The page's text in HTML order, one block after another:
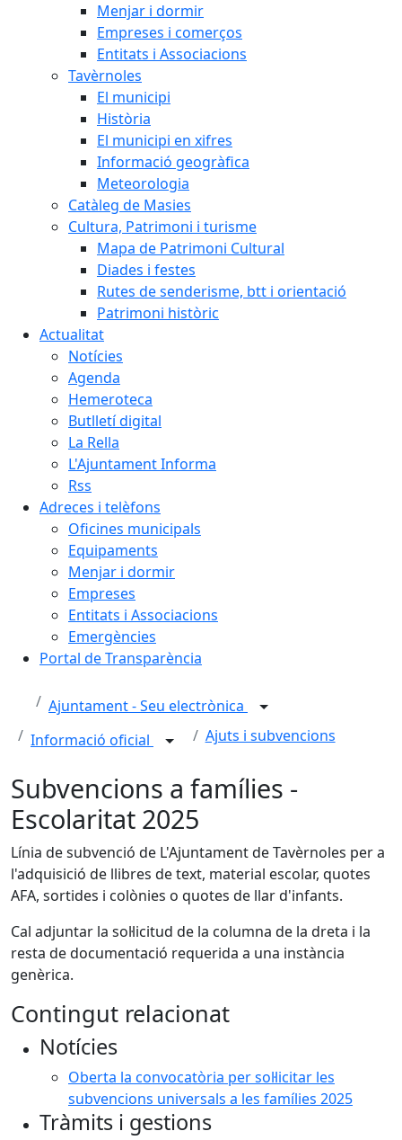
Menjar i dormir
Empreses i comerços
Entitats i Associacions
Tavèrnoles
El municipi
Història
El municipi en xifres
Informació geogràfica
Meteorologia
Catàleg de Masies
Cultura, Patrimoni i turisme
Mapa de Patrimoni Cultural
Diades i festes
Rutes de senderisme, btt i orientació
Patrimoni històric
Actualitat
Notícies
Agenda
Hemeroteca
Butlletí digital
La Rella
L'Ajuntament Informa
Rss
Adreces i telèfons
Oficines municipals
Equipaments
Menjar i dormir
Empreses
Entitats i Associacions
Emergències
Portal de Transparència
Ajuntament - Seu electrònica
Informació oficial
Ajuts i subvencions
Subvencions a famílies -
Escolaritat 2025
Línia de subvenció de L'Ajuntament de Tavèrnoles per a
l'adquisició de llibres de text, material escolar, quotes
AFA, sortides i colònies o quotes de llar d'infants.
Cal adjuntar la sol·licitud de la columna de la dreta i la
resta de documentació requerida a una instància
genèrica.
Contingut relacionat
Notícies
Oberta la convocatòria per sol·licitar les
subvencions universals a les famílies 2025
Tràmits i gestions